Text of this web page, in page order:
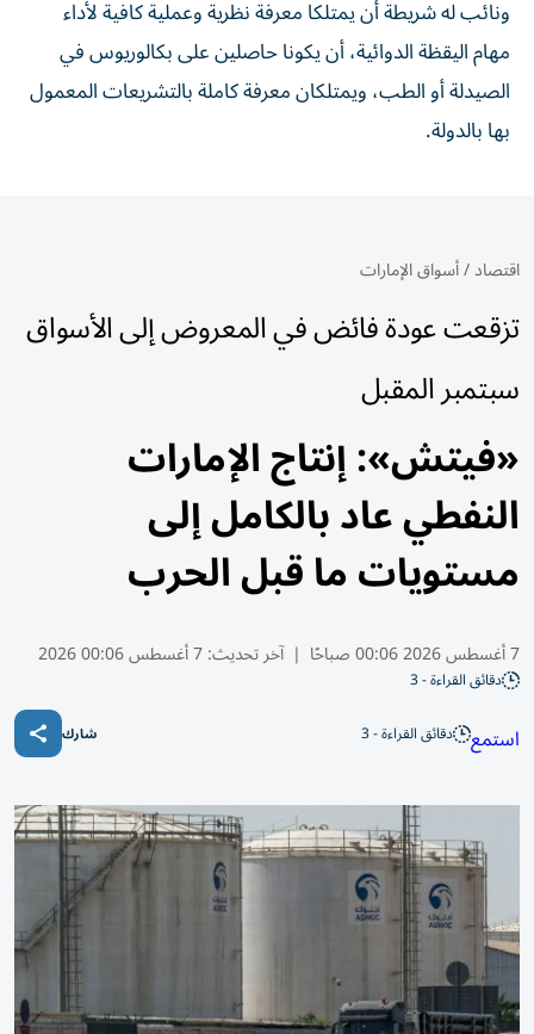
ونائب له شريطة أن يمتلكا معرفة نظرية وعملية كافية لأداء
مهام اليقظة الدوائية، أن يكونا حاصلين على بكالوريوس في
الصيدلة أو الطب، ويمتلكان معرفة كاملة بالتشريعات المعمول
بها بالدولة.
اقتصاد/أسواق الإمارات
تزقعت عودة فائض في المعروض إلى الأسواق
سبتمبر المقبل
«فيتش»: إنتاج الإمارات
النفطي عاد بالكامل إلى
مستويات ما قبل الحرب
7 أغسطس 2026 00:06 صباحًا | آخر تحديث:7 أغسطس 00:06 2026
دقائق القراءة - 3
استمع دقائق القراءة - 3 شارك